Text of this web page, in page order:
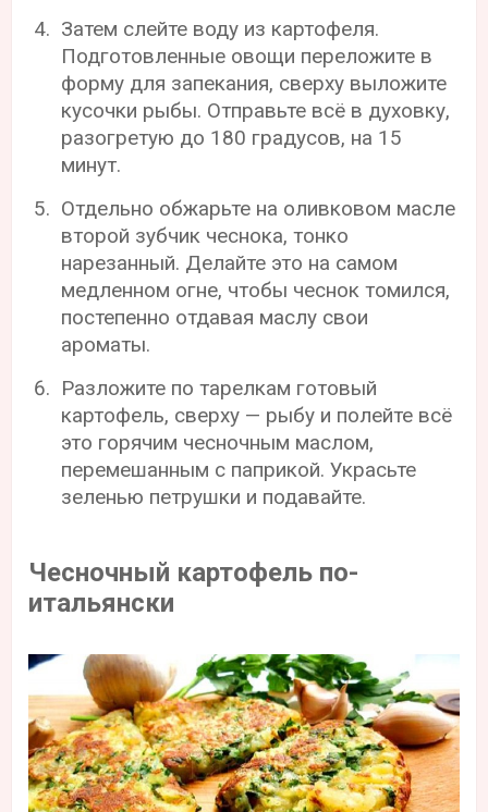
Затем слейте воду из картофеля.
Подготовленные овощи переложите в
форму для запекания, сверху выложите
кусочки рыбы. Отправьте всё в духовку,
разогретую до 180 градусов, на 15
минут.
Отдельно обжарьте на оливковом масле
второй зубчик чеснока, тонко
нарезанный. Делайте это на самом
медленном огне, чтобы чеснок томился,
постепенно отдавая маслу свои
ароматы.
Разложите по тарелкам готовый
картофель, сверху — рыбу и полейте всё
это горячим чесночным маслом,
перемешанным с паприкой. Украсьте
зеленью петрушки и подавайте.
Чесночный картофель по-
итальянски